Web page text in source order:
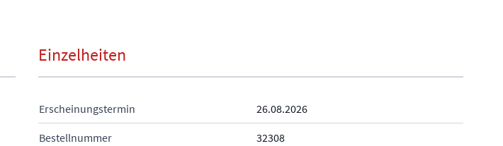
Einzelheiten
Erscheinungstermin 26.08.2026
Bestellnummer 32308